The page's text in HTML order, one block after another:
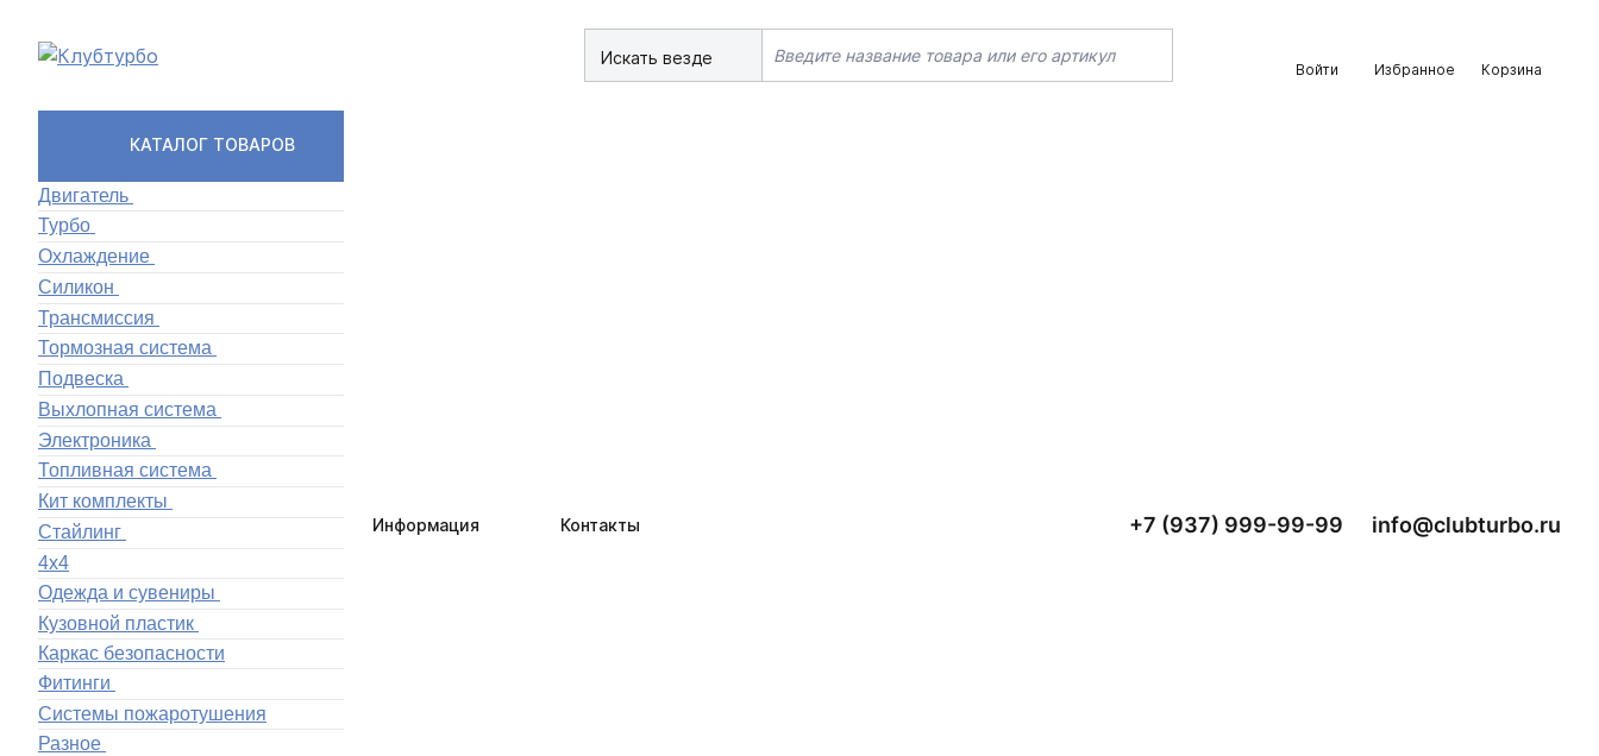
Искать везде
Войти Избранное Корзина
КАТАЛОГ ТОВАРОВ
Двигатель
Турбо
Охлаждение
Силикон
Трансмиссия
Тормозная система
Подвеска
Выхлопная система
Электроника
Топливная система
Кит комплекты
Стайлинг
4x4
Одежда и сувениры
Кузовной пластик
Каркас безопасности
Фитинги
Системы пожаротушения
Разное
Информация Контакты +7 (937) 999-99-99 info@clubturbo.ru